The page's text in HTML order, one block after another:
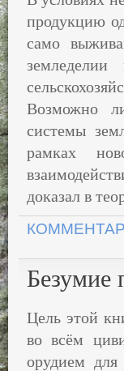
продукцию
само
Возможно
системы
рамках
доказал в
Безумие
Цель этой
во всём
орудием для